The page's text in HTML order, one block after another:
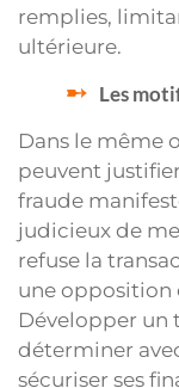
remplies,
ultérieure.
Les
Dans le même
peuvent
fraude
judicieux de
refuse la
une opposition
Développer un
déterminer
sécuriser ses